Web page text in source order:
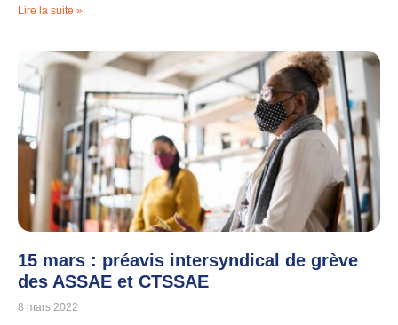
Lire la suite »
15 mars : préavis intersyndical de grève
des ASSAE et CTSSAE
8 mars 2022